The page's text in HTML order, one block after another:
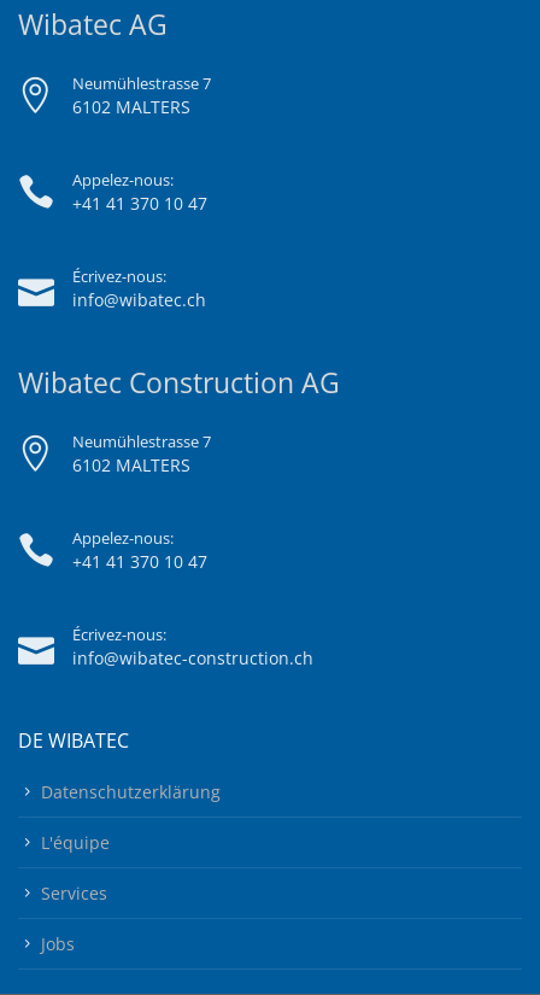
Wibatec AG
Neumühlestrasse 7
6102 MALTERS
Appelez-nous:
+41 41 370 10 47
Écrivez-nous:
info@wibatec.ch
Wibatec Construction AG
Neumühlestrasse 7
6102 MALTERS
Appelez-nous:
+41 41 370 10 47
Écrivez-nous:
info@wibatec-construction.ch
DE WIBATEC
Datenschutzerklärung
L'équipe
Services
Jobs